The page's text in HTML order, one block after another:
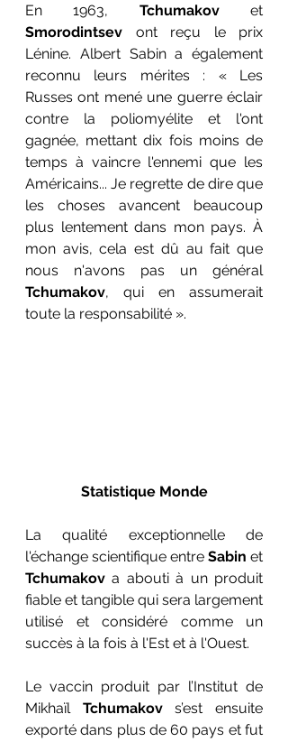
En 1963, Tchumakov
Smorodintsev ont reçu le prix
Lénine. Albert Sabin a également
reconnu leurs mérites : « Les
Russes ont mené une guerre éclair
contre la poliomyélite et l'ont
gagnée, mettant dix fois moins de
temps à vaincre l'ennemi que les
Américains... Je regrette de dire que
les choses avancent beaucoup
plus lentement dans mon pays. À
mon avis, cela est dû au fait que
Tchumakov, qui en assumerait
toute la responsabilité ».
Statistique Monde
La qualité exceptionnelle de
l'échange scientifique entre Sabin
Tchumakov a abouti à un produit
fiable et tangible qui sera largement
utilisé et considéré comme un
succès à la fois à l'Est et à l'Ouest.
Le vaccin produit par l’Institut de
Mikhaïl Tchumakov s’est ensuite
exporté dans plus de 60 pays et fut